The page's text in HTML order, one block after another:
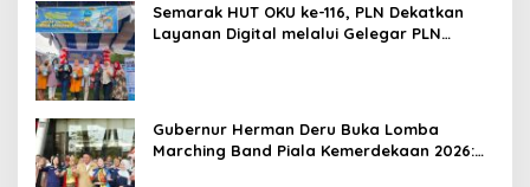
Semarak HUT OKU ke-116, PLN Dekatkan
Layanan Digital melalui Gelegar PLN
Gubernur Herman Deru Buka Lomba
Marching Band Piala Kemerdekaan 2026: